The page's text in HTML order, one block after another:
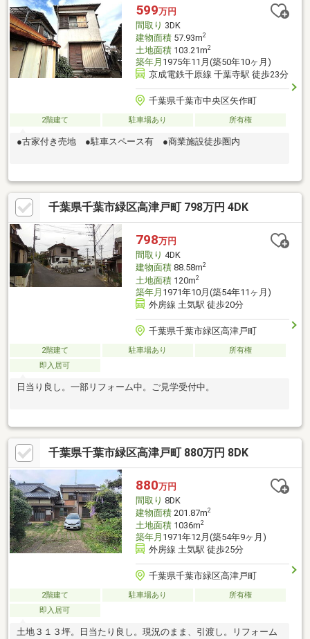
599万円
間取り 3DK
建物面積57.93m2
土地面積103.21m2
築年月 1975年11月(築50年10ヶ月)
京成電鉄千原線 千葉寺駅 徒歩23分
千葉県千葉市中央区矢作町
2階建て 駐車場あり 所有権
●古家付き売地 ●駐車スペース有 ●商業施設徒歩圏内
千葉県千葉市緑区高津戸町 798万円 4DK
798万円
間取り 4DK
建物面積88.58m2
土地面積120m2
築年月 1971年10月(築54年11ヶ月)
外房線 土気駅 徒歩20分
千葉県千葉市緑区高津戸町
2階建て 駐車場あり
所有権
即入居可
日当り良し。一部リフォーム中。ご見学受付中。
千葉県千葉市緑区高津戸町 880万円 8DK
880万円
間取り 8DK
建物面積201.87m2
土地面積1036m2
築年月 1971年12月(築54年9ヶ月)
外房線 土気駅 徒歩25分
千葉県千葉市緑区高津戸町
2階建て 駐車場あり
所有権
即入居可
土地３１３坪。日当たり良し。現況のまま、引渡し。リフォーム